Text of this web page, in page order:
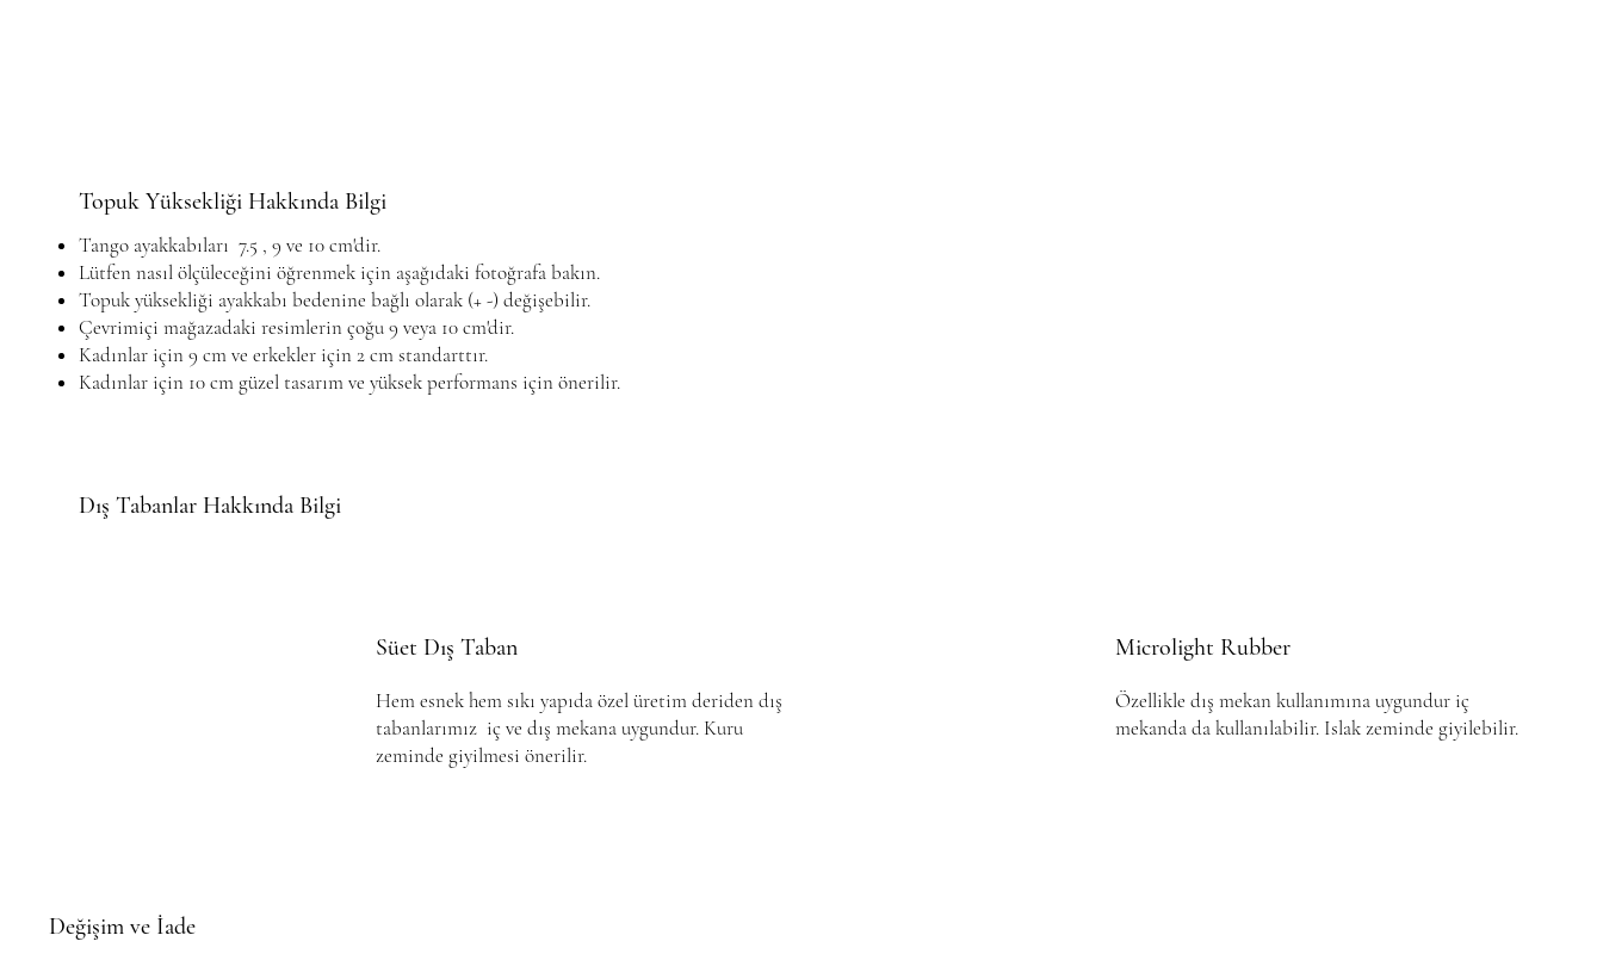
Topuk Yüksekliği Hakkında Bilgi
Tango ayakkabıları 7.5 , 9 ve 10 cm'dir.
Lütfen nasıl ölçüleceğini öğrenmek için aşağıdaki fotoğrafa bakın.
Topuk yüksekliği ayakkabı bedenine bağlı olarak (+ -) değişebilir.
Çevrimiçi mağazadaki resimlerin çoğu 9 veya 10 cm'dir.
Kadınlar için 9 cm ve erkekler için 2 cm standarttır.
Kadınlar için 10 cm güzel tasarım ve yüksek performans için önerilir.
Dış Tabanlar Hakkında Bilgi
Süet Dış Taban Microlight Rubber
Değişim ve İade
Özellikle dış mekan kullanımına uygundur iç
mekanda da kullanılabilir. Islak zeminde giyilebilir.
Hem esnek hem sıkı yapıda özel üretim deriden dış
tabanlarımız iç ve dış mekana uygundur. Kuru
zeminde giyilmesi önerilir.